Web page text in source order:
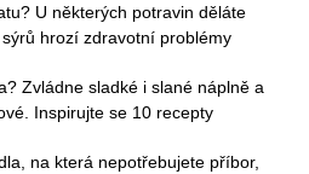
U některých potravin děláte
hrozí zdravotní problémy
Zvládne sladké i slané náplně a
Inspirujte se 10 recepty
na která nepotřebujete příbor,